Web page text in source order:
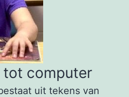
tot computer
uit tekens van